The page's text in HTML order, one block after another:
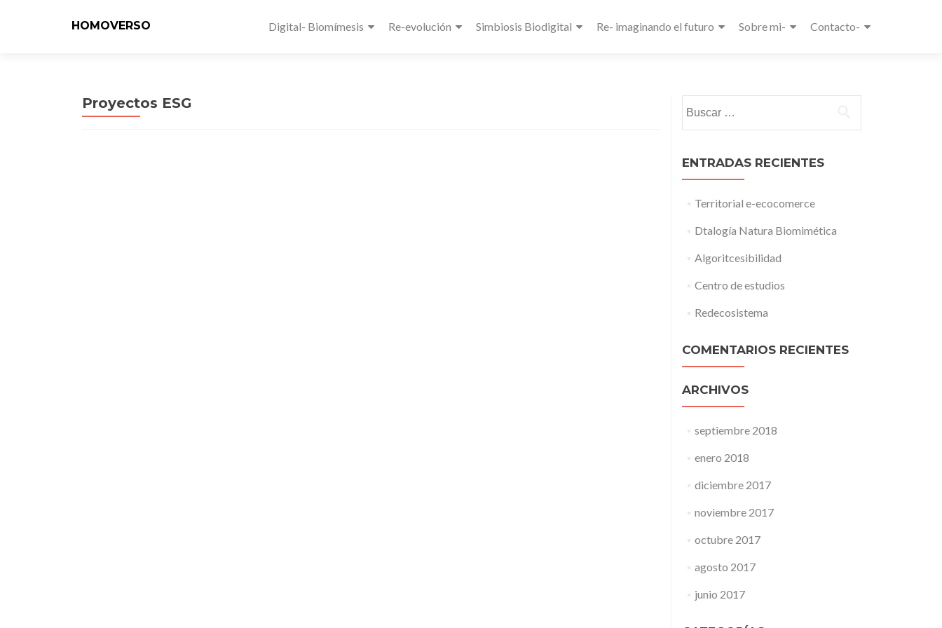
HOMOVERSO Digital- Biomímesis Re-evolución Simbiosis Biodigital Re- imaginando el futuro Sobre mi- Contacto-
Proyectos ESG
ENTRADAS RECIENTES
Territorial e-ecocomerce
Dtalogía Natura Biomimética
Algoritcesibilidad
Centro de estudios
Redecosistema
COMENTARIOS RECIENTES
ARCHIVOS
septiembre 2018
enero 2018
diciembre 2017
noviembre 2017
octubre 2017
agosto 2017
junio 2017